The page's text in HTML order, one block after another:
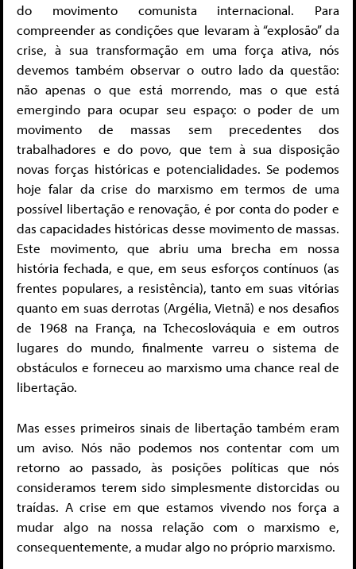
do movimento comunista internacional. Para
compreender as condições que levaram à “explosão” da
crise, à sua transformação em uma força ativa, nós
devemos também observar o outro lado da questão:
não apenas o que está morrendo, mas o que está
emergindo para ocupar seu espaço: o poder de um
movimento de massas sem precedentes dos
trabalhadores e do povo, que tem à sua disposição
novas forças históricas e potencialidades. Se podemos
hoje falar da crise do marxismo em termos de uma
possível libertação e renovação, é por conta do poder e
das capacidades históricas desse movimento de massas.
Este movimento, que abriu uma brecha em nossa
história fechada, e que, em seus esforços contínuos (as
frentes populares, a resistência), tanto em suas vitórias
quanto em suas derrotas (Argélia, Vietnã) e nos desafios
de 1968 na França, na Tchecoslováquia e em outros
lugares do mundo, finalmente varreu o sistema de
obstáculos e forneceu ao marxismo uma chance real de
libertação.
Mas esses primeiros sinais de libertação também eram
um aviso. Nós não podemos nos contentar com um
retorno ao passado, às posições políticas que nós
consideramos terem sido simplesmente distorcidas ou
traídas. A crise em que estamos vivendo nos força a
mudar algo na nossa relação com o marxismo e,
consequentemente, a mudar algo no próprio marxismo.